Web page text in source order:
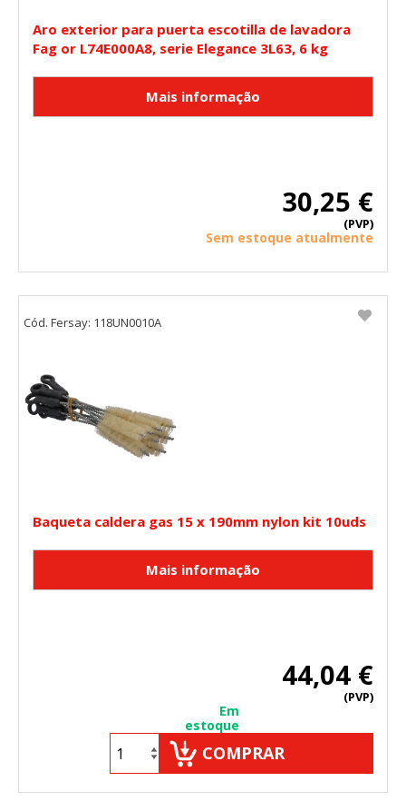
Aro exterior para puerta escotilla de lavadora
Fag or L74E000A8, serie Elegance 3L63, 6 kg
30,25 €
(PVP)
Sem estoque atualmente
Baqueta caldera gas 15 x 190mm nylon kit 10uds
44,04 €
(PVP)
Em
estoque
COMPRAR
Cód. Fersay: 118UN0010A